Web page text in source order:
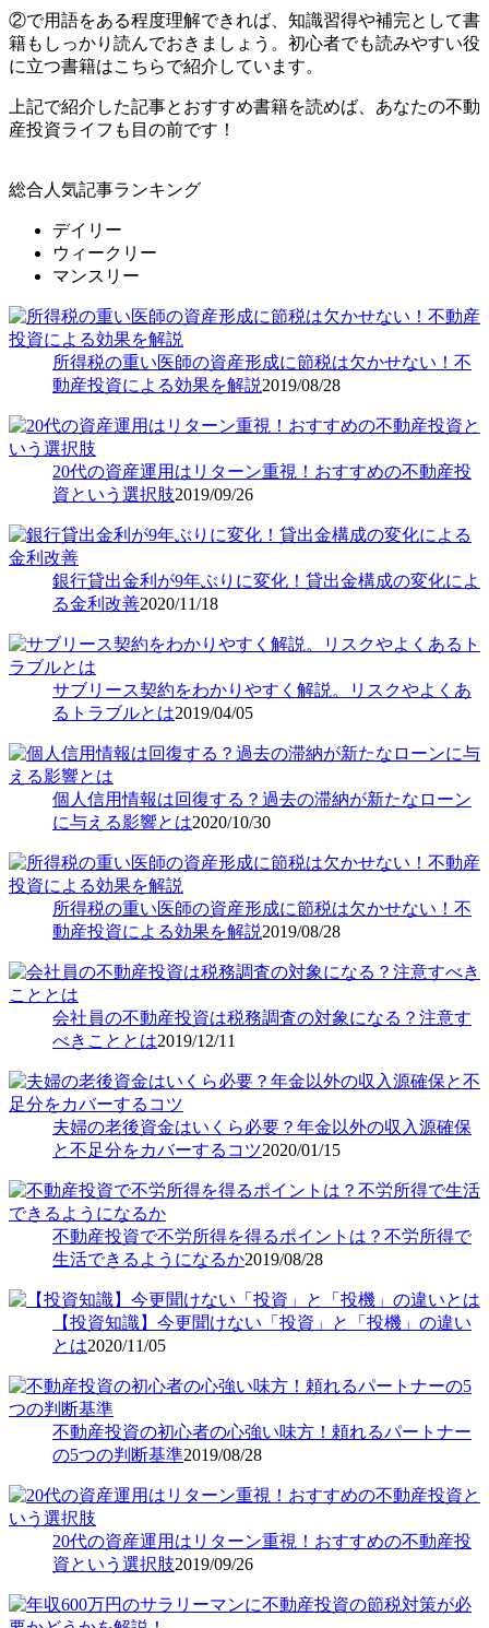
②で用語をある程度理解できれば、知識習得や補完として書
籍もしっかり読んでおきましょう。初心者でも読みやすい役
に立つ書籍はこちらで紹介しています。
上記で紹介した記事とおすすめ書籍を読めば、あなたの不動
産投資ライフも目の前です！
総合人気記事ランキング
デイリー
ウィークリー
マンスリー
所得税の重い医師の資産形成に節税は欠かせない！不
動産投資による効果を解説2019/08/28
20代の資産運用はリターン重視！おすすめの不動産投
資という選択肢2019/09/26
銀行貸出金利が9年ぶりに変化！貸出金構成の変化によ
る金利改善2020/11/18
サブリース契約をわかりやすく解説。リスクやよくあ
るトラブルとは2019/04/05
個人信用情報は回復する？過去の滞納が新たなローン
に与える影響とは2020/10/30
所得税の重い医師の資産形成に節税は欠かせない！不
動産投資による効果を解説2019/08/28
会社員の不動産投資は税務調査の対象になる？注意す
べきこととは2019/12/11
夫婦の老後資金はいくら必要？年金以外の収入源確保
と不足分をカバーするコツ2020/01/15
不動産投資で不労所得を得るポイントは？不労所得で
生活できるようになるか2019/08/28
【投資知識】今更聞けない「投資」と「投機」の違い
とは2020/11/05
不動産投資の初心者の心強い味方！頼れるパートナー
の5つの判断基準2019/08/28
20代の資産運用はリターン重視！おすすめの不動産投
資という選択肢2019/09/26